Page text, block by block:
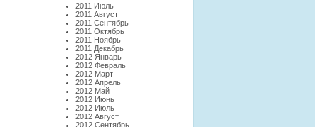
2011 Июль
2011 Август
2011 Сентябрь
2011 Октябрь
2011 Ноябрь
2011 Декабрь
2012 Январь
2012 Февраль
2012 Март
2012 Апрель
2012 Май
2012 Июнь
2012 Июль
2012 Август
2012 Сентябрь